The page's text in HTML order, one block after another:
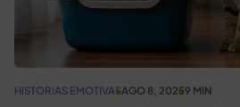
HISTORIAS EMOTIVASAGO 8, 20259 MIN